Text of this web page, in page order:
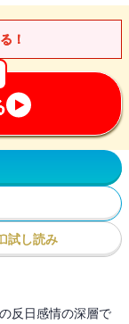
！
試し読み
反日感情の深層で